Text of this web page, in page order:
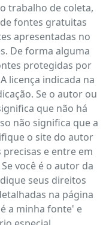
trabalho de coleta,
fontes gratuitas
apresentadas no
De forma alguma
protegidas por
licença indicada na
Se o autor ou
que não há
não significa que a
o site do autor
e entre em
você é o autor da
seus direitos
na página
a minha fonte' e